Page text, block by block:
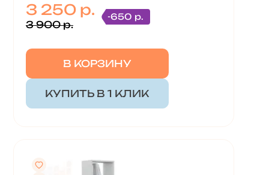
3 250 р.
3 900 р.
-650 р.
В КОРЗИНУ
КУПИТЬ В 1 КЛИК